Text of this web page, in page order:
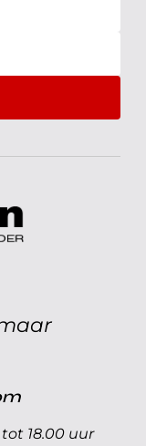
18.00 uur